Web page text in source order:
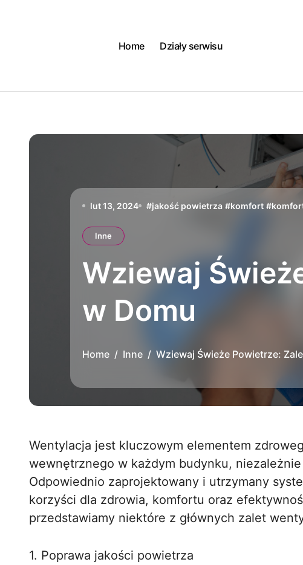
Home
Działy serwisu
lut 13, 2024 #jakość powietrza #komfort #
Inne
Wziewaj
w Domu
Home Inne Wziewaj Świeże Powietrze:
Wentylacja jest kluczowym elementem zdrowego i komfortowego środowiska
wewnętrznego w każdym budynku,
Odpowiednio zaprojektowany i utrzymany
korzyści dla zdrowia, komfortu oraz
przedstawiamy niektóre z głównych zalet
1. Poprawa jakości powietrza